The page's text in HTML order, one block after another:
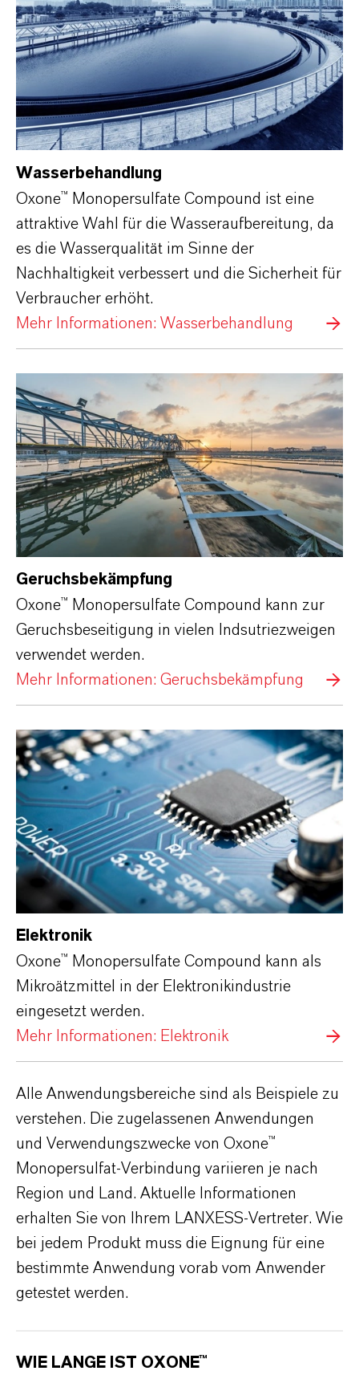
Wasserbehandlung
Oxone™ Monopersulfate Compound ist eine
attraktive Wahl für die Wasseraufbereitung, da
es die Wasserqualität im Sinne der
Nachhaltigkeit verbessert und die Sicherheit für
Verbraucher erhöht.
Mehr Informationen: Wasserbehandlung
Geruchsbekämpfung
Oxone™ Monopersulfate Compound kann zur
Geruchsbeseitigung in vielen Indsutriezweigen
verwendet werden.
Mehr Informationen: Geruchsbekämpfung
Elektronik
Oxone™ Monopersulfate Compound kann als
Mikroätzmittel in der Elektronikindustrie
eingesetzt werden.
Mehr Informationen: Elektronik
Alle Anwendungsbereiche sind als Beispiele zu
verstehen. Die zugelassenen Anwendungen
und Verwendungszwecke von Oxone™
Monopersulfat-Verbindung variieren je nach
Region und Land. Aktuelle Informationen
erhalten Sie von Ihrem LANXESS-Vertreter. Wie
bei jedem Produkt muss die Eignung für eine
bestimmte Anwendung vorab vom Anwender
getestet werden.
WIE LANGE IST OXONE™